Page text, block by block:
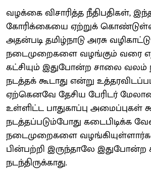
வழக்கை விசாரித்த நீதிபதிகள்,
கோரிக்கையை ஏற்றுக்
அதன்படி தமிழ்நாடு அரசு வழிகாட்டு
நடைமுறைகளை வழங்கும் வரை
கட்சியும் இதுபோன்ற சாலை வலம்
நடத்தக் கூடாது என்று
ஏற்கெனவே தேசிய பேரிடர்
உள்ளிட்ட பாதுகாப்பு அமைப்புகள்
நடத்தப்படும்போது கடைபிடிக்க
நடைமுறைகளை
பின்பற்றி இருந்தாலே இதுபோன்ற
நடந்திருக்காது.